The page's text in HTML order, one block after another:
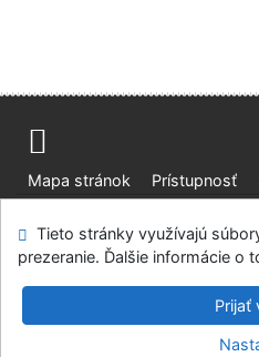
Mapa stránok Prístupnosť
Slovenská lesnícka a
univerzite vo Zvolene
v.4.8.63a
Tieto stránky využívajú
prezeranie. Ďalšie informácie o
Prijať